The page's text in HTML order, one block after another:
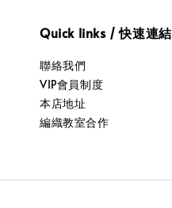
Quick links / 快速連結
聯絡我們
VIP會員制度
本店地址
編織教室合作